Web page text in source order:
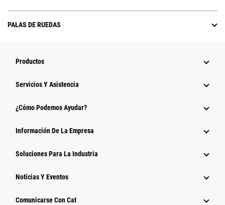
PALAS DE RUEDAS
Productos
Servicios Y Asistencia
¿Cómo Podemos Ayudar?
Información De La Empresa
Soluciones Para La Industria
Noticias Y Eventos
Comunicarse Con Cat